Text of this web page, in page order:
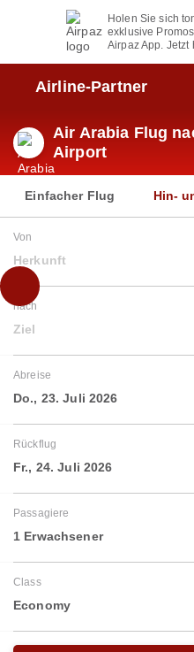
Holen Sie sich
exklusive
Airpaz App. Jetzt
Airline-Partner
Air Arabia Flug
Airport
Einfacher Flug Hin-
Von
Herkunft
nach
Ziel
Abreise
Do., 23. Juli 2026
Rückflug
Fr., 24. Juli 2026
Passagiere
1 Erwachsener
Class
Economy